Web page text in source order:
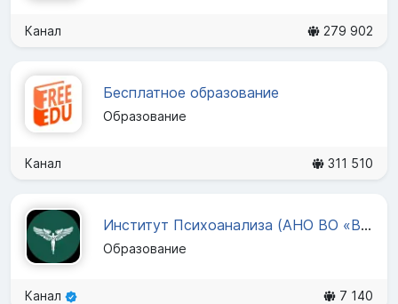
Канал 279 902
Бесплатное образование
Образование
Канал 311 510
Институт Психоанализа (АНО ВО «ВЕИП»)
Образование
Канал 7 140